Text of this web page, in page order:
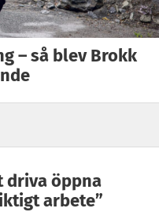
– så blev Brokk
öppna
arbete”